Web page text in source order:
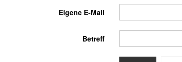
Eigene E-Mail
Betreff